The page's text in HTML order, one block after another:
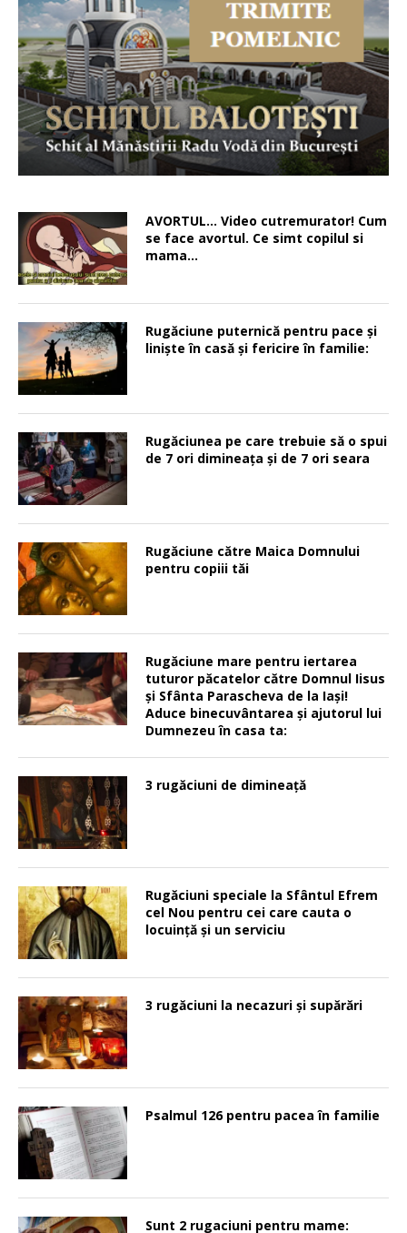
AVORTUL… Video cutremurator! Cum
se face avortul. Ce simt copilul si
mama…
Rugăciune puternică pentru pace şi
linişte în casă şi fericire în familie:
Rugăciunea pe care trebuie să o spui
de 7 ori dimineața și de 7 ori seara
Rugăciune către Maica Domnului
pentru copiii tăi
Rugăciune mare pentru iertarea
tuturor păcatelor către Domnul Iisus
şi Sfânta Parascheva de la Iaşi!
Aduce binecuvântarea şi ajutorul lui
Dumnezeu în casa ta:
3 rugăciuni de dimineață
Rugăciuni speciale la Sfântul Efrem
cel Nou pentru cei care cauta o
locuinţă şi un serviciu
3 rugăciuni la necazuri și supărări
Psalmul 126 pentru pacea în familie
Sunt 2 rugaciuni pentru mame: